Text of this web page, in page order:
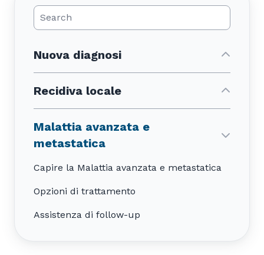
Nuova diagnosi
Recidiva locale
Malattia avanzata e
metastatica
Capire la Malattia avanzata e metastatica
Opzioni di trattamento
Assistenza di follow-up